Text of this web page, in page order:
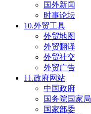
国外新闻
时事论坛
10.外贸工具
外贸地图
外贸翻译
外贸社交
外贸广告
11.政府网站
中国政府
国务院国家局
国家部委